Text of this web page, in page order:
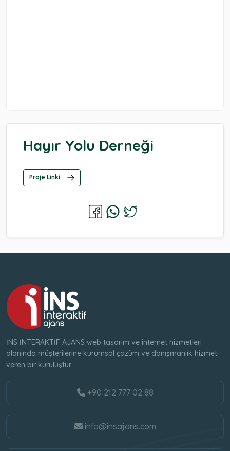
Hayır Yolu Derneği
Proje Linki
İNS İNTERAKTİF AJANS web tasarım ve internet hizmetleri
alanında müşterilerine kurumsal çözüm ve danışmanlık hizmeti
veren bir kuruluştur.
+90 212 777 02 88
info@insajans.com